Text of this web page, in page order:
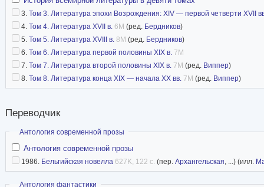
Яна и Анни Ромейн, Г. Боманса, В. Херманса,
отдельными изданиями, так и в составе
В 2016 г в издательстве «Весь Мир» вышла в
нидерландско-американского
из Назарета» в переводе с нидерландского,
Ошисом.
3. Том 3. Литература эпохи Возрождения: XIV — первой четверти XVII
4. Том 4. Литература XVII в. 6M (ред. Бердников)
5. Том 5. Литература XVIII в. 8M (ред. Бердников)
6. Том 6. Литература первой половины XIX в. 7M
7. Том 7. Литература второй половины XIX в. 7M (ред. Виппер)
8. Том 8. Литература конца XIX — начала XX вв. 7M (ред. Виппер)
Переводчик
Скрыть
Антология современной прозы
Антология современной прозы
1986. Бельгийская новелла 627K, 122 с. (пер. Архангельская, ...) (илл.
Скрыть
Антология фантастики